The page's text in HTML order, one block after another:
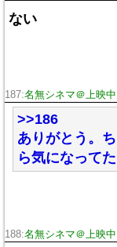
ない
187:名無シネマ＠上映中
>>186
ありがとう。
ら気になってた
188:名無シネマ＠上映中